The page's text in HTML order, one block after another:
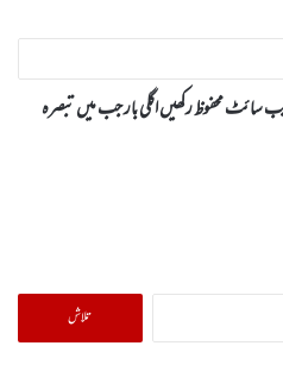
سائٹ محفوظ رکھیں اگلی بار جب میں تبصرہ
تلاش
کریں